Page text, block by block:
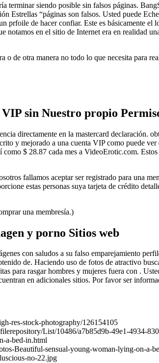
terminar siendo posible sin falsos páginas.
Estrellas “páginas son falsos. Usted puede
prfoile de hacer confiar. Este es básicamente
en el sitio de Internet era en realidad
de otra manera no todo lo que necesita para
sin Nuestro propio
directamente en la mastercard declaración.
y mejorado a una cuenta VIP como puede
$ 28.87 cada mes a VideoErotic.com. Estos
fallamos aceptar ser registrado para una
estas personas suya tarjeta de crédito
una membresía.)
y porno Sitios web
con saludos a su falso emparejamiento
de. Haciendo uso de fotos de atractivo
para rasgar hombres y mujeres fuera con .
en adicionales sitios. Por favor ser
res-stock-photography/126154105
List/10486/a7b85d9b-49e1-4934-
a-bed-in.html
Beautiful-sensual-young-woman-lying-on-a-
no-22.jpg